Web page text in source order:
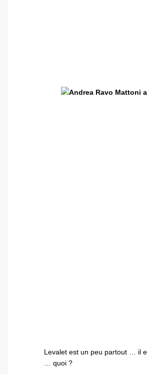
Levalet est un peu partout … il
… quoi ?